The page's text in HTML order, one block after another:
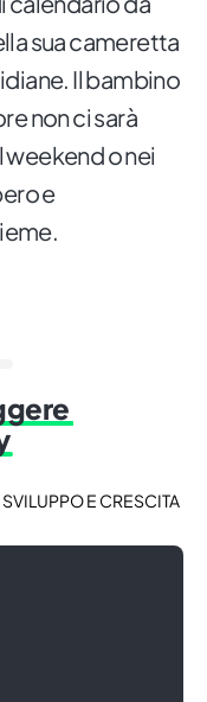
sua cameretta
Il bambino
non ci sarà
weekend o nei
e
SVILUPPO E CRESCITA